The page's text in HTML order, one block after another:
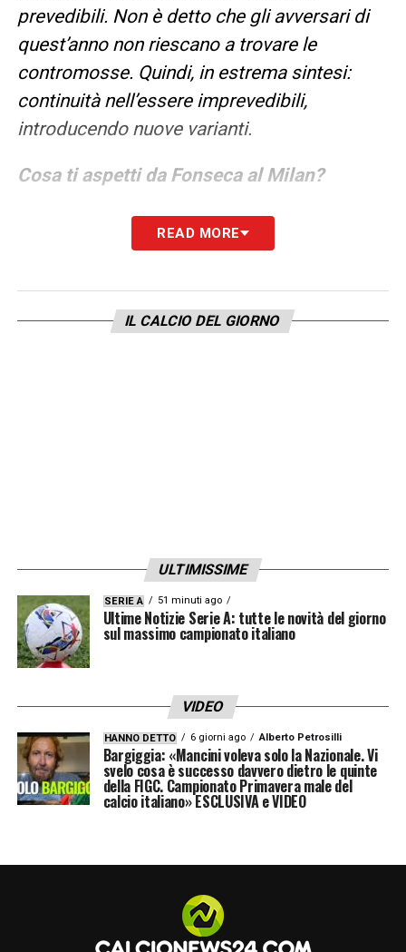
prevedibili. Non è detto che gli avversari di
quest’anno non riescano a trovare le
contromosse. Quindi, in estrema sintesi:
continuità nell’essere imprevedibili,
introducendo nuove varianti.
Cosa ti aspetti da Fonseca al Milan?
Possesso palla e predominio della tecnica.
Secondo me lui è un allenatore che ha in
Milan, che ha sempre puntato di più sul
gioco e su una mentalità offensiva.
un incompiuto, un aspetto che non è facile
da risolvere per il nuovo tecnico. Il secondo
è: chi andrà a segnare i gol che in questi anni
ha garantito Giroud? L’assenza di un
centravanti con le sue caratteristiche è
pesante, sostituire uno come lui dopo tanti
anni è difficile, anche se è arrivato Morata.
Nel Milan c’è un vuoto al centro del reparto
offensivo. Proprio l’Europeo ha dimostrato
quanto sia difficile avere un attaccante
supplire a questo limite?
READ MORE
IL CALCIO DEL GIORNO
ULTIMISSIME
SERIE A 51 minuti ago
Ultime Notizie Serie A: tutte le novità del giorno
sul massimo campionato italiano
VIDEO
HANNO DETTO 6 giorni ago Alberto Petrosilli
Bargiggia: «Mancini voleva solo la Nazionale. Vi
svelo cosa è successo davvero dietro le quinte
della FIGC. Campionato Primavera male del
calcio italiano» ESCLUSIVA e VIDEO